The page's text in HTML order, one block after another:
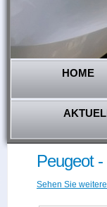
HOME
Peugeot
Sehen Sie